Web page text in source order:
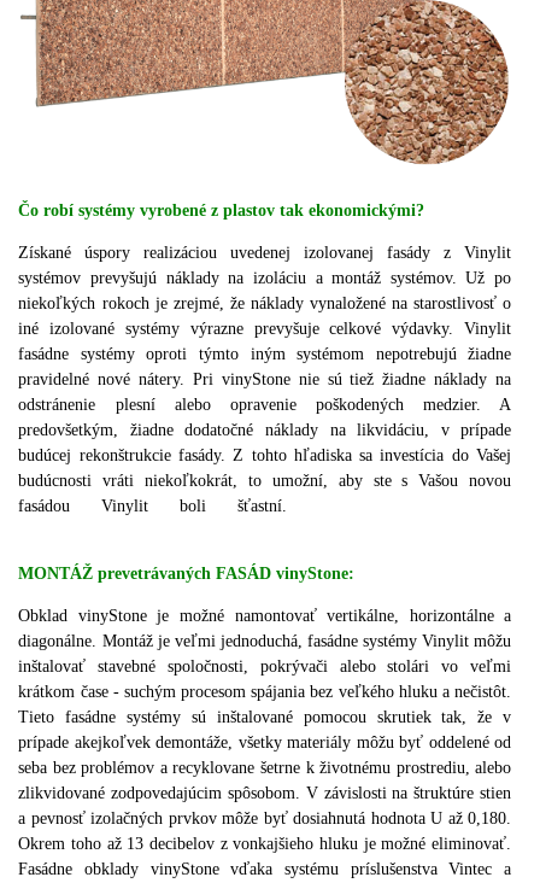
Čo robí systémy vyrobené z plastov tak ekonomickými?
Získané úspory realizáciou uvedenej izolovanej fasády z Vinylit
systémov prevyšujú náklady na izoláciu a montáž systémov.
Už po
niekoľkých rokoch je zrejmé, že náklady vynaložené na starostlivosť o
iné izolované systémy výrazne prevyšuje celkové výdavky.
Vinylit
fasádne systémy oproti týmto iným systémom nepotrebujú žiadne
pravidelné nové nátery.
Pri vinyStone nie sú tiež žiadne náklady na
odstránenie plesní alebo opravenie poškodených medzier.
A
predovšetkým, žiadne dodatočné náklady na likvidáciu, v prípade
budúcej rekonštrukcie fasády.
Z tohto hľadiska sa investícia do Vašej
budúcnosti vráti niekoľkokrát, to umožní, aby ste s Vašou novou
fasádou Vinylit boli šťastní.
MONTÁŽ prevetrávaných FASÁD vinyStone:
Obklad vinyStone je možné namontovať vertikálne, horizontálne a
diagonálne. Montáž je veľmi jednoduchá, fasádne systémy Vinylit môžu
inštalovať stavebné spoločnosti, pokrývači alebo stolári vo veľmi
krátkom čase - suchým procesom spájania bez veľkého hluku a nečistôt.
Tieto fasádne systémy sú inštalované pomocou skrutiek tak, že v
prípade akejkoľvek demontáže, všetky materiály môžu byť oddelené od
seba bez problémov a recyklovane šetrne k životnému prostrediu, alebo
zlikvidované zodpovedajúcim spôsobom.
V závislosti na štruktúre stien
a pevnosť izolačných prvkov môže byť dosiahnutá hodnota U až 0,180.
Okrem toho až 13 decibelov z vonkajšieho hluku je možné eliminovať.
Fasádne obklady vinyStone vďaka systému príslušenstva Vintec a